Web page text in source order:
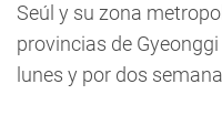
Seúl y su zona
provincias de
lunes y por dos